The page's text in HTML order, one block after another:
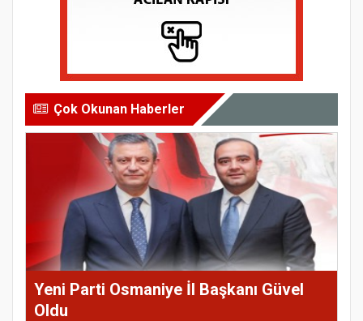
Çok Okunan Haberler
Yeni Parti Osmaniye İl Başkanı Güvel
Oldu